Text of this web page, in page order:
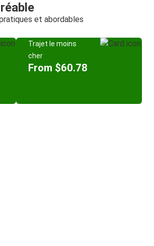
et abordables
Trajet le moins
cher
From $60.78